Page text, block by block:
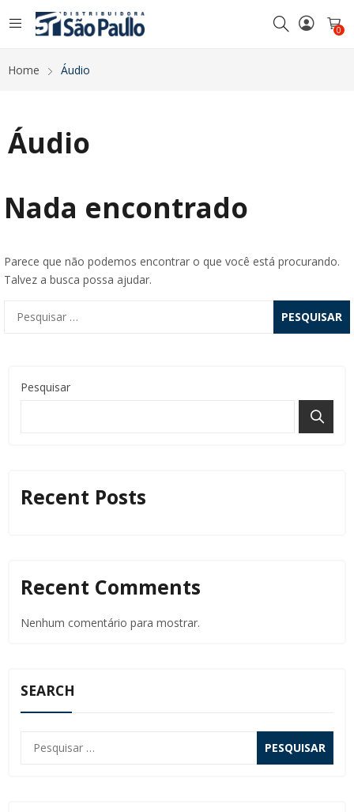
0
Home Áudio
Áudio
Nada encontrado
Parece que não podemos encontrar o que você está procurando.
Talvez a busca possa ajudar.
Pesquisar
Recent Posts
Recent Comments
Nenhum comentário para mostrar.
SEARCH